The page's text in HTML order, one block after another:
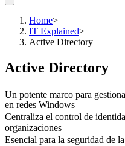
Home>
IT Explained>
Active Directory
Active Directory
Un potente marco para
en redes Windows
Centraliza el control de
organizaciones
Esencial para la seguridad de